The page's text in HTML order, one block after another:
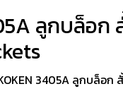
ลูกบล็อก
3405A ลูกบล็อก